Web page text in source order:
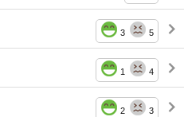
3 5
1 4
2 3